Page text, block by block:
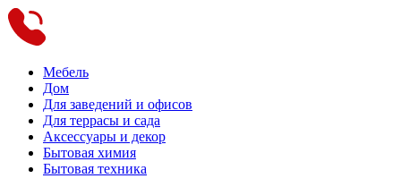
Мебель
Дом
Для заведений и офисов
Для террасы и сада
Аксессуары и декор
Бытовая химия
Бытовая техника